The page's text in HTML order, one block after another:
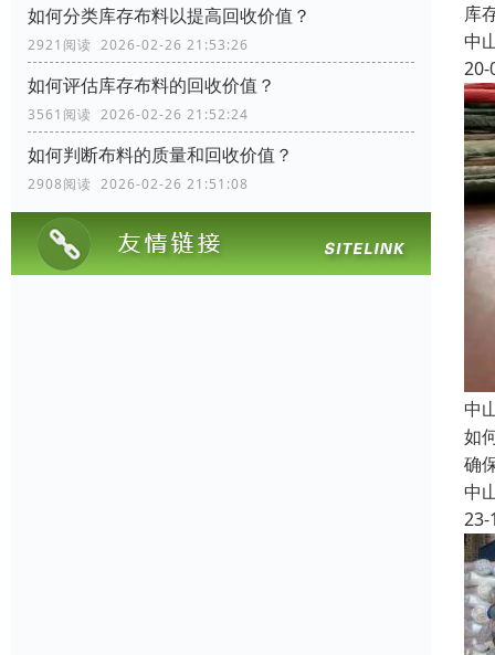
如何分类库存布料以提高回收价值？
2921阅读 2026-02-26 21:53:26
如何评估库存布料的回收价值？
3561阅读 2026-02-26 21:52:24
如何判断布料的质量和回收价值？
2908阅读 2026-02-26 21:51:08
库
中
20-
中
如
确
中
23-